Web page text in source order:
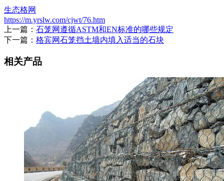
生态格网
https://m.yrslw.com/cjwt/76.htm
上一篇： 石笼网遵循ASTM和EN标准的哪些规定
下一篇： 格宾网石笼挡土墙内填入适当的石块
相关产品